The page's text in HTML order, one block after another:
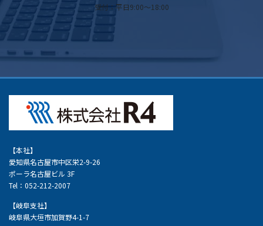
受付：平日9:00～18:00
【本社】
愛知県名古屋市中区栄2-9-26
ポーラ名古屋ビル 3F
Tel：052-212-2007
【岐阜支社】
岐阜県大垣市加賀野4-1-7